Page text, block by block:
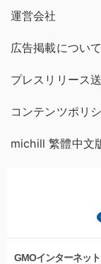
運営会社
広告掲載について
プレスリリース
コンテンツポリ
michill 繁體中文
GMOインターネッ